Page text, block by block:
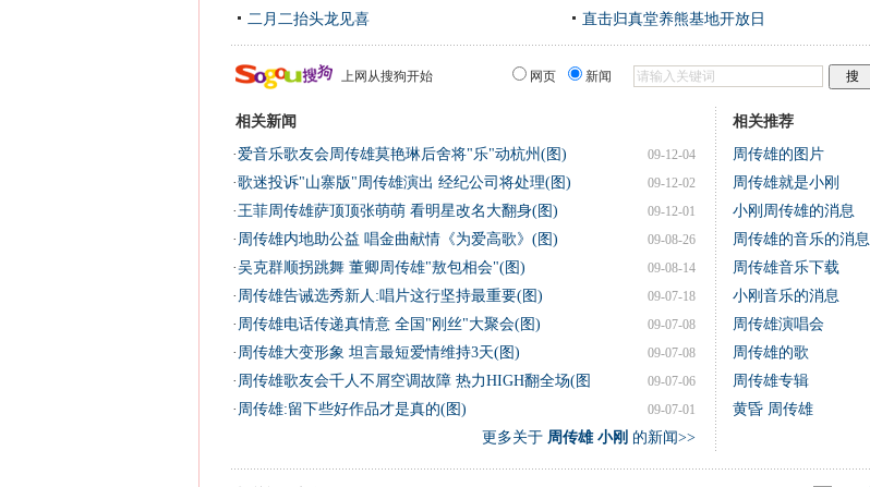
二月二抬头龙见喜 直击归真堂养熊基地开放日
上网从搜狗开始 网页 新闻
相关新闻
09-12-04
·爱音乐歌友会周传雄莫艳琳后舍将"乐"动杭州(图)
09-12-02
·歌迷投诉"山寨版"周传雄演出 经纪公司将处理(图)
09-12-01
·王菲周传雄萨顶顶张萌萌 看明星改名大翻身(图)
09-08-26
· 周传雄内地助公益 唱金曲献情《为爱高歌》(图)
09-08-14
·吴克群顺拐跳舞 董卿周传雄"敖包相会"(图)
09-07-18
· 周传雄告诫选秀新人:唱片这行坚持最重要(图)
09-07-08
· 周传雄电话传递真情意 全国"刚丝"大聚会(图)
09-07-08
· 周传雄大变形象 坦言最短爱情维持3天(图)
09-07-06
· 周传雄歌友会千人不屑空调故障 热力HIGH翻全场(图
09-07-01
· 周传雄:留下些好作品才是真的(图)
更多关于 周传雄 小刚 的新闻>>
相关推荐
周传雄的图片
周传雄就是小刚
小刚周传雄的消息
周传雄的音乐的消息
周传雄音乐下载
小刚音乐的消息
周传雄演唱会
周传雄的歌
周传雄专辑
黄昏 周传雄